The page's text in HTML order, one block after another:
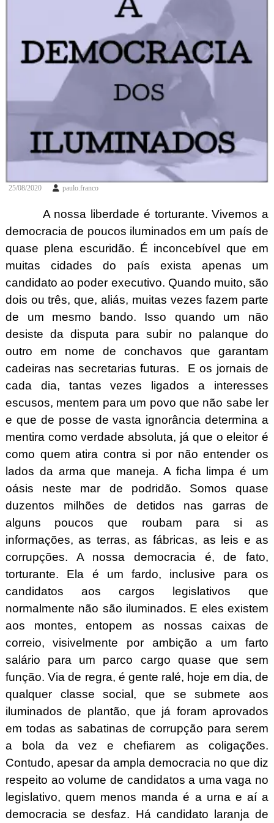
25/08/2020 paulo.franco
A nossa liberdade é torturante. Vivemos a
democracia de poucos iluminados em um país de
quase plena escuridão. É inconcebível que em
muitas cidades do país exista apenas um
candidato ao poder executivo. Quando muito, são
dois ou três, que, aliás, muitas vezes fazem parte
de um mesmo bando. Isso quando um não
desiste da disputa para subir no palanque do
outro em nome de conchavos que garantam
cadeiras nas secretarias futuras. E os jornais de
cada dia, tantas vezes ligados a interesses
escusos, mentem para um povo que não sabe ler
e que de posse de vasta ignorância determina a
mentira como verdade absoluta, já que o eleitor é
como quem atira contra si por não entender os
lados da arma que maneja. A ficha limpa é um
oásis neste mar de podridão. Somos quase
duzentos milhões de detidos nas garras de
alguns poucos que roubam para si as
informações, as terras, as fábricas, as leis e as
corrupções. A nossa democracia é, de fato,
torturante. Ela é um fardo, inclusive para os
candidatos aos cargos legislativos que
normalmente não são iluminados. E eles existem
aos montes, entopem as nossas caixas de
correio, visivelmente por ambição a um farto
salário para um parco cargo quase que sem
função. Via de regra, é gente ralé, hoje em dia, de
qualquer classe social, que se submete aos
iluminados de plantão, que já foram aprovados
em todas as sabatinas de corrupção para serem
a bola da vez e chefiarem as coligações.
Contudo, apesar da ampla democracia no que diz
respeito ao volume de candidatos a uma vaga no
legislativo, quem menos manda é a urna e aí a
democracia se desfaz. Há candidato laranja de